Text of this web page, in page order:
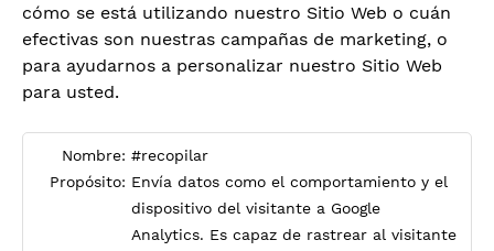
cómo se está utilizando nuestro Sitio Web o cuán
efectivas son nuestras campañas de marketing, o
para ayudarnos a personalizar nuestro Sitio Web
para usted.
Nombre: #recopilar
Propósito: Envía datos como el comportamiento y el
dispositivo del visitante a Google
Analytics. Es capaz de rastrear al visitante